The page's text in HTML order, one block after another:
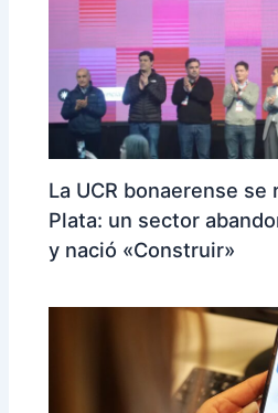
La UCR bonaerense se
Plata: un sector
y nació «Construir»